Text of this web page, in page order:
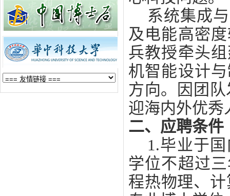
系统集成
及电能高密
兵教授牵头
机智能设计
方向。因团
迎海内外优秀
二、应聘条件
1.毕业于
学位不超过
程热物理、